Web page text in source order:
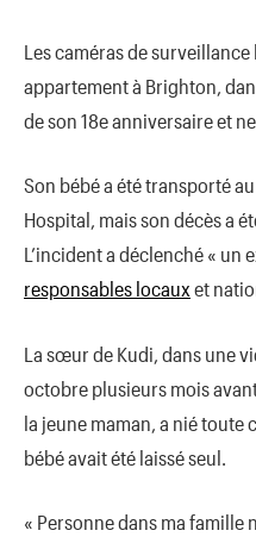
Les caméras de
appartement à Brighton,
de son 18e anniversaire et
Son bébé a été transporté
Hospital, mais son décès a
L’incident a déclenché « un
responsables locaux et
La sœur de Kudi, dans une
octobre plusieurs mois
la jeune maman, a nié toute
bébé avait été laissé seul.
« Personne dans ma famille